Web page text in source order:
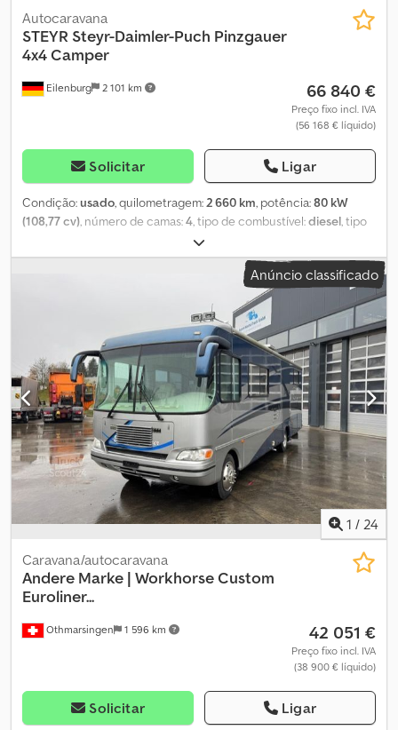
Eilenburg 2 101 km
Autocaravana
STEYR Steyr-Daimler-Puch Pinzgauer
4x4 Camper
66 840 €
Preço fixo incl. IVA
(56 168 € líquido)
Solicitar Ligar
Condição:usado, quilometragem: 2 660 km, potência:80 kW
(108,77 cv) , número de camas:4 , tipo de combustível:diesel , tipo
, cor:
04/2004, comprimento total:4 530 mm, largura total:1 800 mm,
, configuração de eixo:2 eixos, classe de
, Equipamento:
, 1122. 0006260 Pinzgauer 4x4
Direção assistida Crsdpfxjqd T N Ej Ai Def ABS Transmissão
automática Conversão feita pela Bus-4-Fun para motorhome,
incluindo banco cama REIMO para 3 pessoas, aquecimento
estacionário e fogão a gás. Conversão pela Abenteuertechnik
com teto elevatório/sobreteto/aquecido em GFK, incluindo 2
janelas laterais, isolamento, base de cama com colchão. ---- Salvo
erro e venda prévia.
Anúncio classificado
1 / 24
Othmarsingen 1 596 km
Caravana/autocaravana
Andere Marke | Workhorse Custom
Euroliner...
42 051 €
Preço fixo incl. IVA
(38 900 € líquido)
Solicitar Ligar